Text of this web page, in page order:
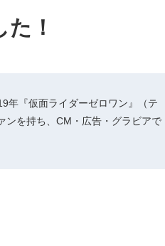
！
年『仮面ライダーゼロワン』（テ
ンを持ち、CM・広告・グラビアで